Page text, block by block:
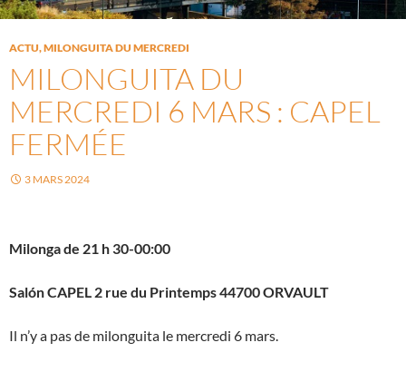
ACTU,MILONGUITA DU MERCREDI
MILONGUITA DU
MERCREDI 6 MARS : CAPEL
FERMÉE
3 MARS 2024
Milonga de 21 h 30-00:00
Salón CAPEL 2 rue du Printemps 44700 ORVAULT
Il n’y a pas de milonguita le mercredi 6 mars.